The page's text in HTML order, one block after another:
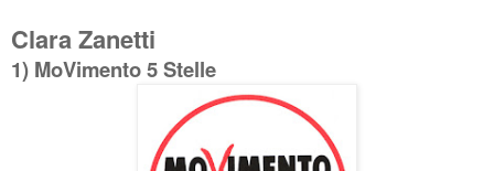
Clara Zanetti
1) MoVimento 5 Stelle